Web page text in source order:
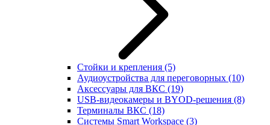
Стойки и крепления (5)
Аудиоустройства для переговорных (10)
Аксессуары для ВКС (19)
USB-видеокамеры и BYOD-решения (8)
Терминалы ВКС (18)
Системы Smart Workspace (3)